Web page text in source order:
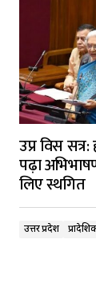
उप्र विस
पढ़ा
लिए स्थगित
उत्तर प्रदेश